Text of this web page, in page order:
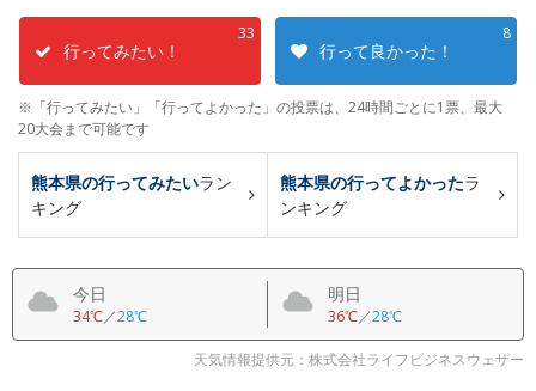
33
行ってみたい！
8
行って良かった！
※「行ってみたい」「行ってよかった」の投票は、24時間ごとに1票、最大
20大会まで可能です
熊本県の行ってみたいラン
キング
熊本県の行ってよかったラ
ンキング
今日
34℃／28℃
明日
36℃／28℃
天気情報提供元：株式会社ライフビジネスウェザー